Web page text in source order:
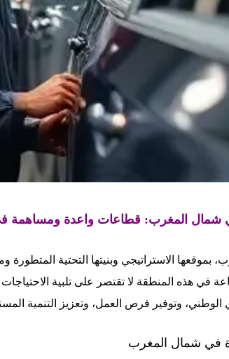
المغرب: قطاعات واعدة
الاستراتيجي وبنيتها التحتية المتطورة
في هذه المنطقة لا تقتصر على تلبية
الوطني، وتوفير فرص العمل، وتعزيز التنمية
في شمال المغرب